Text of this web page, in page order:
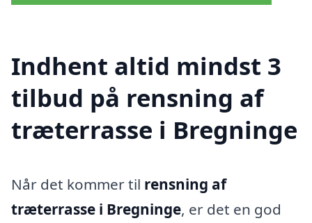
Indhent altid mindst 3
tilbud på rensning af
træterrasse i Bregninge
Når det kommer til rensning af
træterrasse i Bregninge, er det en god